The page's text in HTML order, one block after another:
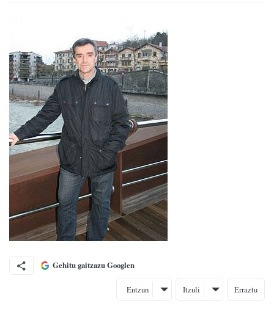
Gehitu gaitzazu Googlen
Entzun Itzuli Erraztu